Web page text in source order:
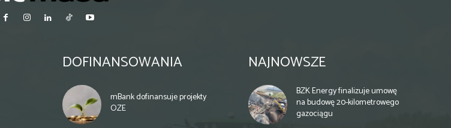
DOFINANSOWANIA
mBank dofinansuje projekty
OZE
NAJNOWSZE
BZK Energy finalizuje umowę
na budowę 20-kilometrowego
gazociągu